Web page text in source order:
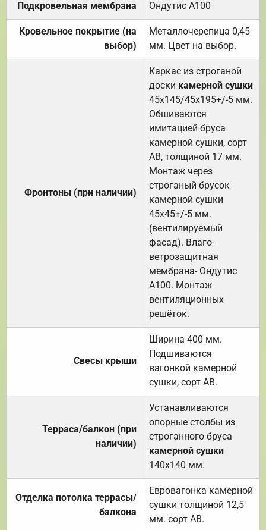
Подкровельная мембрана Ондутис А100
Кровельное покрытие (на
выбор)
Металлочерепица 0,45
мм. Цвет на выбор.
Фронтоны (при наличии)
Каркас из строганой
доски камерной сушки
45х145/45х195+/-5 мм.
Обшиваются
имитацией бруса
камерной сушки, сорт
АВ, толщиной 17 мм.
Монтаж через
строганый брусок
камерной сушки
45х45+/-5 мм.
(вентилируемый
фасад). Влаго-
ветрозащитная
мембрана- Ондутис
А100. Монтаж
вентиляционных
решёток.
Свесы крыши
Ширина 400 мм.
Подшиваются
вагонкой камерной
сушки, сорт АВ.
Терраса/балкон (при
наличии)
Устанавливаются
опорные столбы из
строганного бруса
камерной сушки
140х140 мм.
Отделка потолка террасы/
балкона
Евровагонка камерной
сушки толщиной 12,5
мм. сорт АВ.